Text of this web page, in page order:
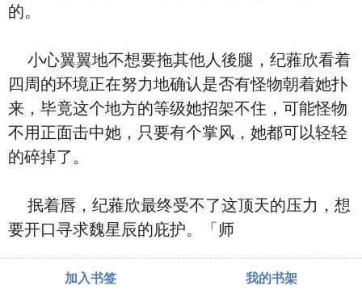
的。
小心翼翼地不想要拖其他人後腿，纪蕥欣看着
四周的环境正在努力地确认是否有怪物朝着她扑
来，毕竟这个地方的等级她招架不住，可能怪物
不用正面击中她，只要有个掌风，她都可以轻轻
的碎掉了。
抿着唇，纪蕥欣最终受不了这顶天的压力，想
要开口寻求魏星辰的庇护。「师
加入书签 我的书架